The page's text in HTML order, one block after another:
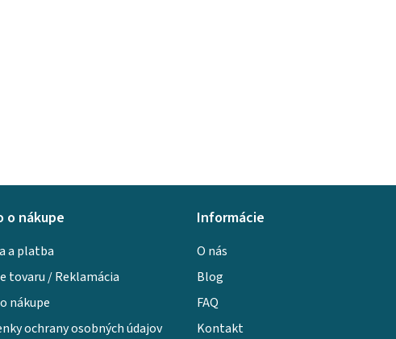
o nákupe
a platba
tovaru / Reklamácia
nákupe
ochrany osobných údajov
Informácie
O nás
Blog
FAQ
Kontakt